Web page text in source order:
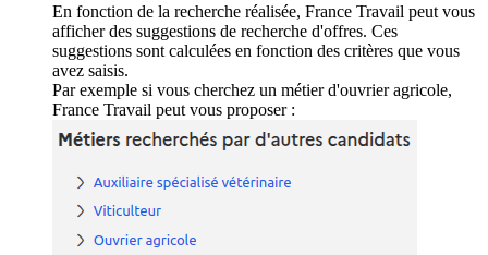
En fonction de la recherche réalisée, France Travail peut vous
afficher des suggestions de recherche d'offres. Ces
suggestions sont calculées en fonction des critères que vous
avez saisis.
Par exemple si vous cherchez un métier d'ouvrier agricole,
France Travail peut vous proposer :